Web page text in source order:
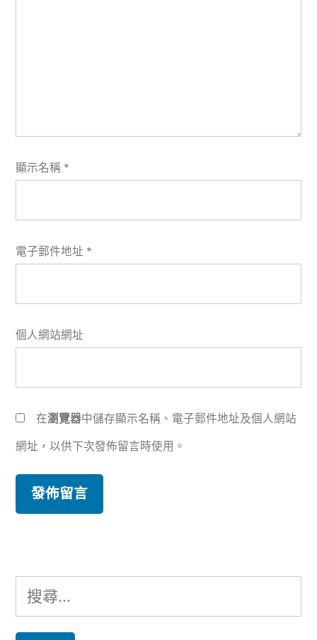
顯示名稱 *
電子郵件地址 *
個人網站網址
在瀏覽器中儲存顯示名稱、電子郵件地址及個人網站
網址，以供下次發佈留言時使用。
搜
尋